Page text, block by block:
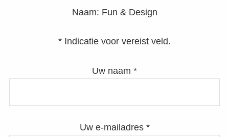
Naam: Fun & Design
* Indicatie voor vereist veld.
Uw naam *
Uw e-mailadres *